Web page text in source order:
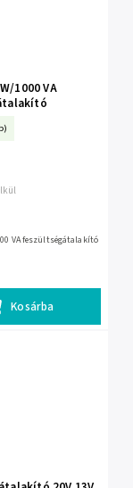
1000 VA
Kosárba
VA feszültségátalakító